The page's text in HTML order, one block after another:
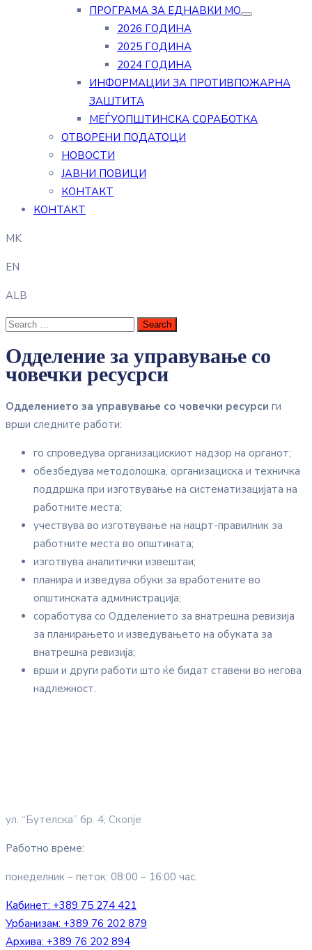
ПРОГРАМА ЗА ЕДНАВКИ МО
2026 ГОДИНА
2025 ГОДИНА
2024 ГОДИНА
ИНФОРМАЦИИ ЗА ПРОТИВПОЖАРНА
ЗАШТИТА
МЕЃУОПШТИНСКА СОРАБОТКА
ОТВОРЕНИ ПОДАТОЦИ
НОВОСТИ
ЈАВНИ ПОВИЦИ
КОНТАКТ
КОНТАКТ
MK
EN
ALB
Одделение за управување со
човечки ресусрси
Одделението за управување со човечки ресурси ги
врши следните работи:
го спроведува организацискиот надзор на органот;
обезбедува методолошка, организациска и техничка
поддршка при изготвување на систематизацијата на
работните места;
учествува во изготвување на нацрт-правилник за
работните места во општината;
изготвува аналитички извештаи;
планира и изведува обуки за вработените во
општинската администрација;
соработува со Одделението за внатрешна ревизија
за планирањето и изведувањето на обуката за
внатрешна ревизија;
врши и други работи што ќе бидат ставени во негова
надлежност.
ул. “Бутелска” бр. 4, Скопје
Работно време:
понеделник – петок: 08:00 – 16:00 час.
Кабинет: +389 75 274 421
Урбанизам: +389 76 202 879
Архива: +389 76 202 894